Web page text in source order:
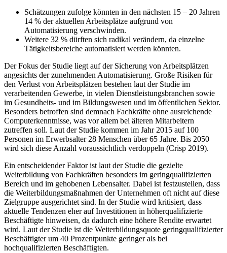
Schätzungen zufolge könnten in den nächsten 15 – 20 Jahren
14 % der aktuellen Arbeitsplätze aufgrund von
Automatisierung verschwinden.
Weitere 32 % dürften sich radikal verändern, da einzelne
Tätigkeitsbereiche automatisiert werden könnten.
Der Fokus der Studie liegt auf der Sicherung von Arbeitsplätzen
angesichts der zunehmenden Automatisierung. Große Risiken für
den Verlust von Arbeitsplätzen bestehen laut der Studie im
verarbeitenden Gewerbe, in vielen Dienstleistungsbranchen sowie
im Gesundheits- und im Bildungswesen und im öffentlichen Sektor.
Besonders betroffen sind demnach Fachkräfte ohne ausreichende
Computerkenntnisse, was vor allem bei älteren Mitarbeitern
zutreffen soll. Laut der Studie kommen im Jahr 2015 auf 100
Personen im Erwerbsalter 28 Menschen über 65 Jahre. Bis 2050
wird sich diese Anzahl voraussichtlich verdoppeln (Crisp 2019).
Ein entscheidender Faktor ist laut der Studie die gezielte
Weiterbildung von Fachkräften besonders im geringqualifizierten
Bereich und im gehobenen Lebensalter. Dabei ist festzustellen, dass
die Weiterbildungsmaßnahmen der Unternehmen oft nicht auf diese
Zielgruppe ausgerichtet sind. In der Studie wird kritisiert, dass
aktuelle Tendenzen eher auf Investitionen in höherqualifizierte
Beschäftigte hinweisen, da dadurch eine höhere Rendite erwartet
wird. Laut der Studie ist die Weiterbildungsquote geringqualifizierter
Beschäftigter um 40 Prozentpunkte geringer als bei
hochqualifizierten Beschäftigten.